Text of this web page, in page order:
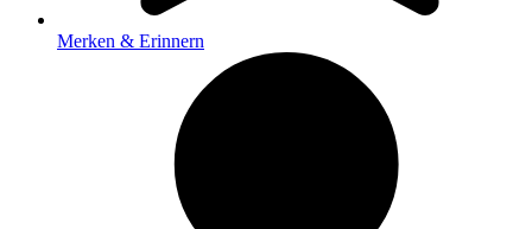
Merken & Erinnern